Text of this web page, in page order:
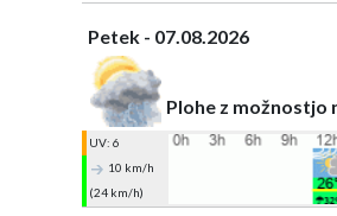
Petek - 07.08.2026
Plohe z možnostjo
UV: 6
10 km/h
(24 km/h)